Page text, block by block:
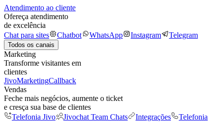
Atendimento ao cliente
Ofereça atendimento
de excelência
Chat para sites
Chatbot WhatsApp Instagram Telegram
Todos os canais
Marketing
Transforme visitantes em
clientes
JivoMarketingCallback
Vendas
Feche mais negócios, aumente o ticket
e cresça sua base de clientes
Telefonia Jivo
Jivochat Team Chats Integrações
Telefonia